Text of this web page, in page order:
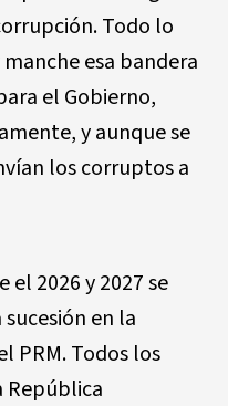
Todo lo
esa bandera
el Gobierno,
y aunque se
los corruptos a
el 2026 y 2027 se
en la
PRM. Todos los
República